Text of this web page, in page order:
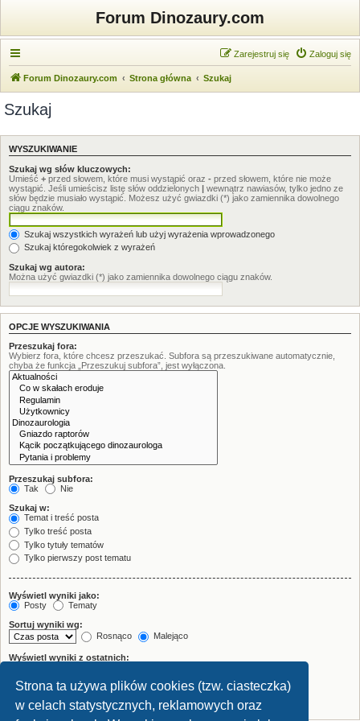
Strona ta używa plików cookies (tzw. ciasteczka)
w celach statystycznych, reklamowych oraz
Forum Dinozaury.com
Zaloguj się
Zarejestruj się
Forum Dinozaury.com Strona główna Szukaj
Szukaj
WYSZUKIWANIE
Szukaj wg słów kluczowych:
Umieść + przed słowem, które musi wystąpić oraz - przed słowem, które nie może
wystąpić. Jeśli umieścisz listę słów oddzielonych | wewnątrz nawiasów, tylko jedno ze
słów będzie musiało wystąpić. Możesz użyć gwiazdki (*) jako zamiennika dowolnego
ciągu znaków.
Szukaj wszystkich wyrażeń lub użyj wyrażenia wprowadzonego
Szukaj któregokolwiek z wyrażeń
Szukaj wg autora:
Można użyć gwiazdki (*) jako zamiennika dowolnego ciągu znaków.
OPCJE WYSZUKIWANIA
Przeszukaj fora:
Wybierz fora, które chcesz przeszukać. Subfora są przeszukiwane automatycznie,
chyba że funkcja „Przeszukuj subfora”, jest wyłączona.
Przeszukaj subfora:
Tak
Nie
Szukaj w:
Temat i treść posta
Tylko treść posta
Tylko tytuły tematów
Tylko pierwszy post tematu
Wyświetl wyniki jako:
Posty
Tematy
Sortuj wyniki wg:
Rosnąco
Malejąco
Wyświetl wyniki z ostatnich:
Wyświetl pierwsze:
znaków w poście